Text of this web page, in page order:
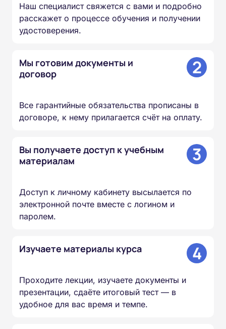
Наш специалист свяжется с вами и подробно
расскажет о процессе обучения и получении
удостоверения.
Мы готовим документы и
договор
2
Все гарантийные обязательства прописаны в
договоре, к нему прилагается счёт на оплату.
Вы получаете доступ к учебным
материалам
3
Доступ к личному кабинету высылается по
электронной почте вместе с логином и
паролем.
Изучаете материалы курса 4
Проходите лекции, изучаете документы и
презентации, сдаёте итоговый тест — в
удобное для вас время и темпе.